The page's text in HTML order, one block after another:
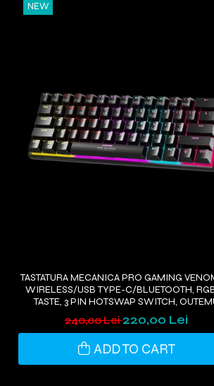
NEW
TASTATURA MECANICA PRO GAMING
WIRELESS/USB TYPE-C/BLUETOOTH,
TASTE, 3 PIN HOTSWAP SWITCH,
BLACK
240,00 Lei220,00 Lei
ADD TO CART